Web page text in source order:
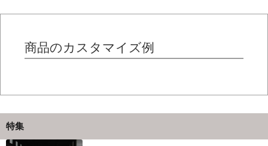
プ
ョ
ン
品
ジ
商品のカスタマイズ例
特集